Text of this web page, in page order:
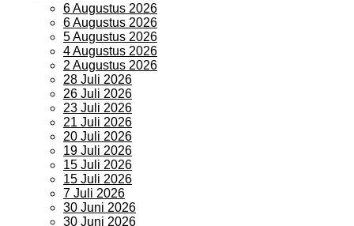
6 Augustus 2026
6 Augustus 2026
5 Augustus 2026
4 Augustus 2026
2 Augustus 2026
28 Juli 2026
26 Juli 2026
23 Juli 2026
21 Juli 2026
20 Juli 2026
19 Juli 2026
15 Juli 2026
15 Juli 2026
7 Juli 2026
30 Juni 2026
30 Juni 2026